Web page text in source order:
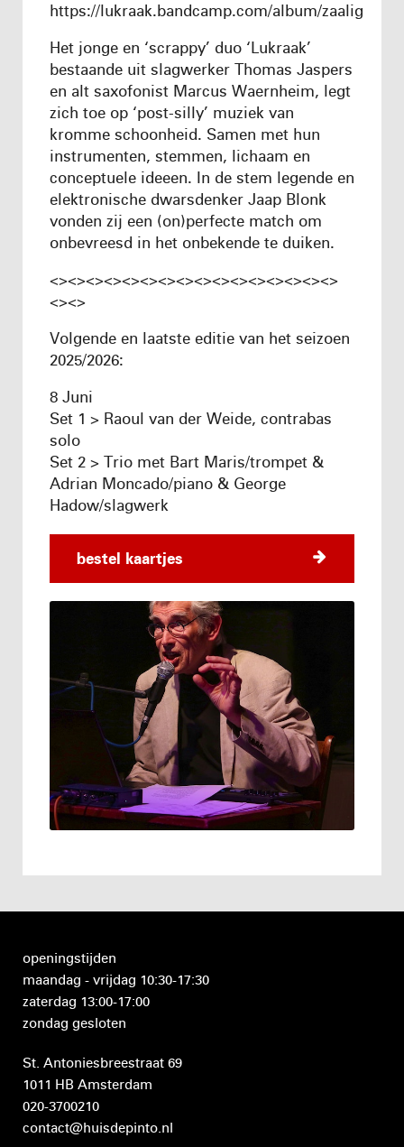
https://lukraak.bandcamp.com/album/zaalig
Het jonge en ‘scrappy’ duo ‘Lukraak’
bestaande uit slagwerker Thomas Jaspers
en alt saxofonist Marcus Waernheim, legt
zich toe op ‘post-silly’ muziek van
kromme schoonheid. Samen met hun
instrumenten, stemmen, lichaam en
conceptuele ideeen. In de stem legende en
elektronische dwarsdenker Jaap Blonk
vonden zij een (on)perfecte match om
onbevreesd in het onbekende te duiken.
<><><><><><><><><><><><><><><><>
<><>
Volgende en laatste editie van het seizoen
2025/2026:
8 Juni
Set 1 > Raoul van der Weide, contrabas
solo
Set 2 > Trio met Bart Maris/trompet &
Adrian Moncado/piano & George
Hadow/slagwerk
bestel kaartjes
openingstijden
maandag - vrijdag 10:30-17:30
zaterdag 13:00-17:00
zondag gesloten
St. Antoniesbreestraat 69
1011 HB Amsterdam
020-3700210
contact@huisdepinto.nl